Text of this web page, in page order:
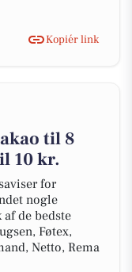
Kopiér link
til 8
10 kr.
for
nogle
de bedste
Føtex,
Netto, Rema